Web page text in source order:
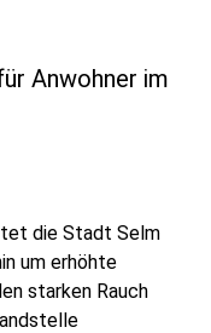
Anwohner im
die Stadt Selm
um erhöhte
starken Rauch